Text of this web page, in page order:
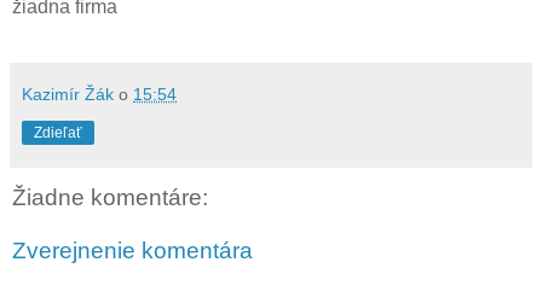
žiadna firma
Kazimír Žák o 15:54
Zdieľať
Žiadne komentáre:
Zverejnenie komentára